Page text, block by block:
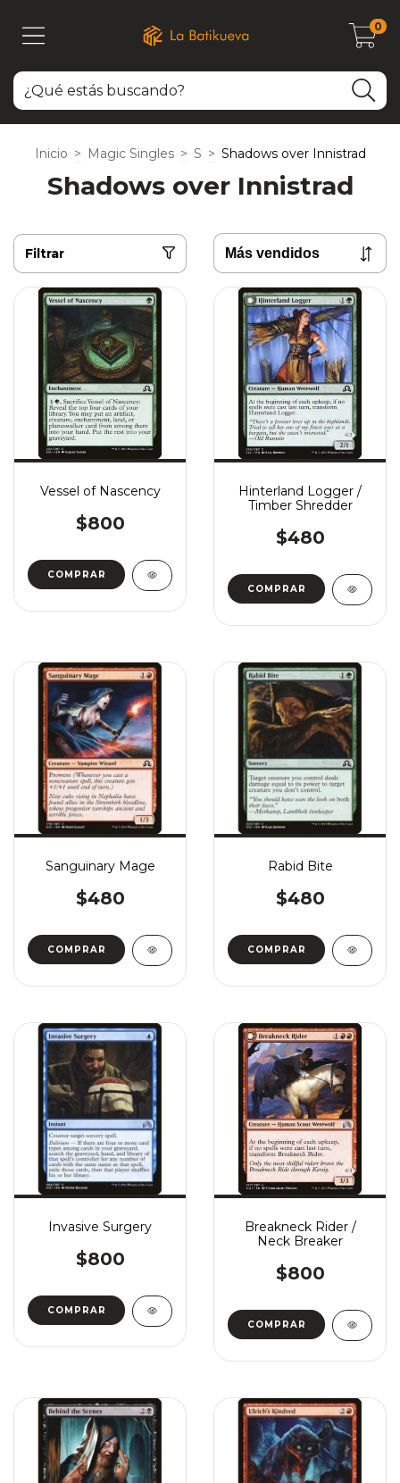
0
Inicio > Magic Singles > S > Shadows over Innistrad
Shadows over Innistrad
Filtrar
Vessel of Nascency
$800
COMPRAR
Hinterland Logger /
Timber Shredder
$480
COMPRAR
Sanguinary Mage
$480
COMPRAR
Rabid Bite
$480
COMPRAR
Invasive Surgery
$800
COMPRAR
Breakneck Rider /
Neck Breaker
$800
COMPRAR